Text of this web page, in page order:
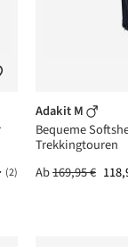
Bewertung
(2)
Adakit M
Bequeme
Trekkingtouren
Ab169,95 €